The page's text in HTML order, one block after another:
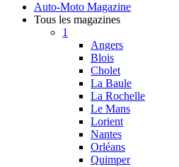
Auto-Moto Magazine
Tous les magazines
1
Angers
Blois
Cholet
La Baule
La Rochelle
Le Mans
Lorient
Nantes
Orléans
Quimper